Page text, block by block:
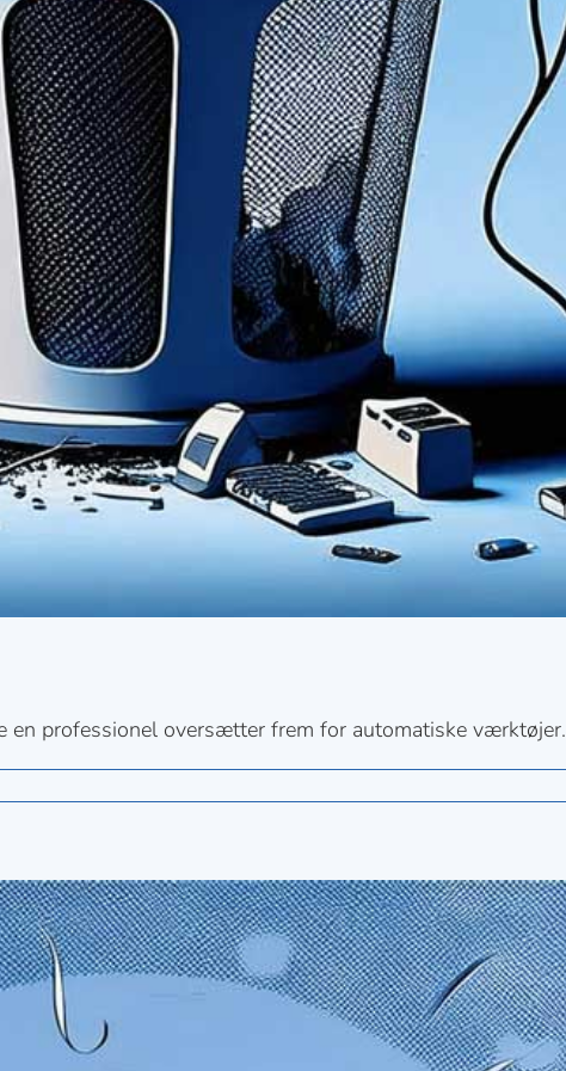
professionel oversætter frem for automatiske værktøjer.